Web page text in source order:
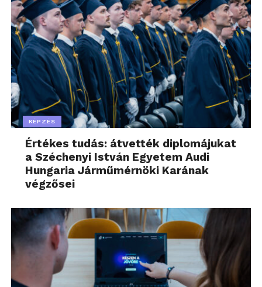
KÉPZÉS
Értékes tudás: átvették diplomájukat
a Széchenyi István Egyetem Audi
Hungaria Járműmérnöki Karának
végzősei